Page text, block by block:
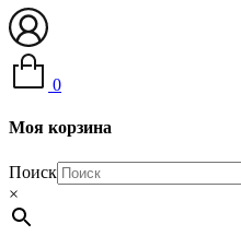
0
Моя корзина
Поиск
×